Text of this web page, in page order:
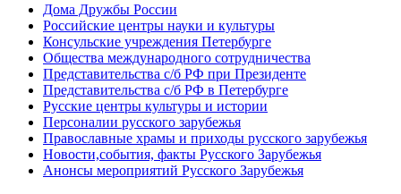
Дома Дружбы России
Российские центры науки и культуры
Консульские учреждения Петербурге
Общества международного сотрудничества
Представительства с/б РФ при Президенте
Представительства с/б РФ в Петербурге
Русские центры культуры и истории
Персоналии русского зарубежья
Православные храмы и приходы русского зарубежья
Новости,события, факты Русского Зарубежья
Анонсы мероприятий Русского Зарубежья